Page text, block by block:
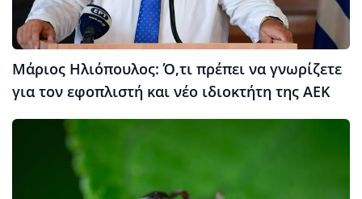
Μάριος Ηλιόπουλος: Ό,τι πρέπει να γνωρίζετε
για τον εφοπλιστή και νέο ιδιοκτήτη της ΑΕΚ